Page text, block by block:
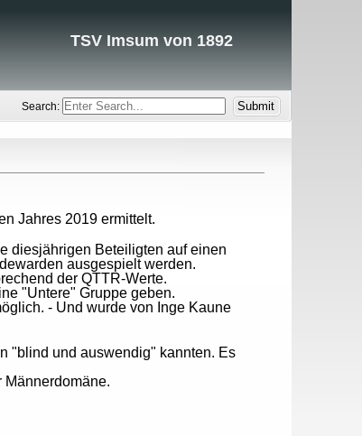
TSV Imsum von 1892
Search:
Jahres 2019 ermittelt.
diesjährigen Beteiligten auf einen
ausgespielt werden.
der QTTR-Werte.
"Untere" Gruppe geben.
- Und wurde von Inge Kaune
"blind und auswendig" kannten. Es
Männerdomäne.